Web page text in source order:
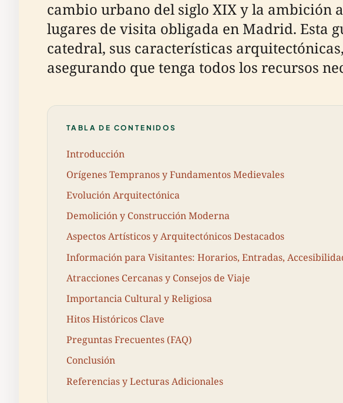
cambio urbano del siglo XIX y la ambición
lugares de visita obligada en Madrid. Esta
catedral, sus características
asegurando que tenga todos los recursos
TABLA DE CONTENIDOS
Introducción
Orígenes Tempranos y Fundamentos Medievales
Evolución Arquitectónica
Demolición y Construcción Moderna
Aspectos Artísticos y Arquitectónicos Destacados
Información para Visitantes: Horarios, Entradas,
Atracciones Cercanas y Consejos de Viaje
Importancia Cultural y Religiosa
Hitos Históricos Clave
Preguntas Frecuentes (FAQ)
Conclusión
Referencias y Lecturas Adicionales